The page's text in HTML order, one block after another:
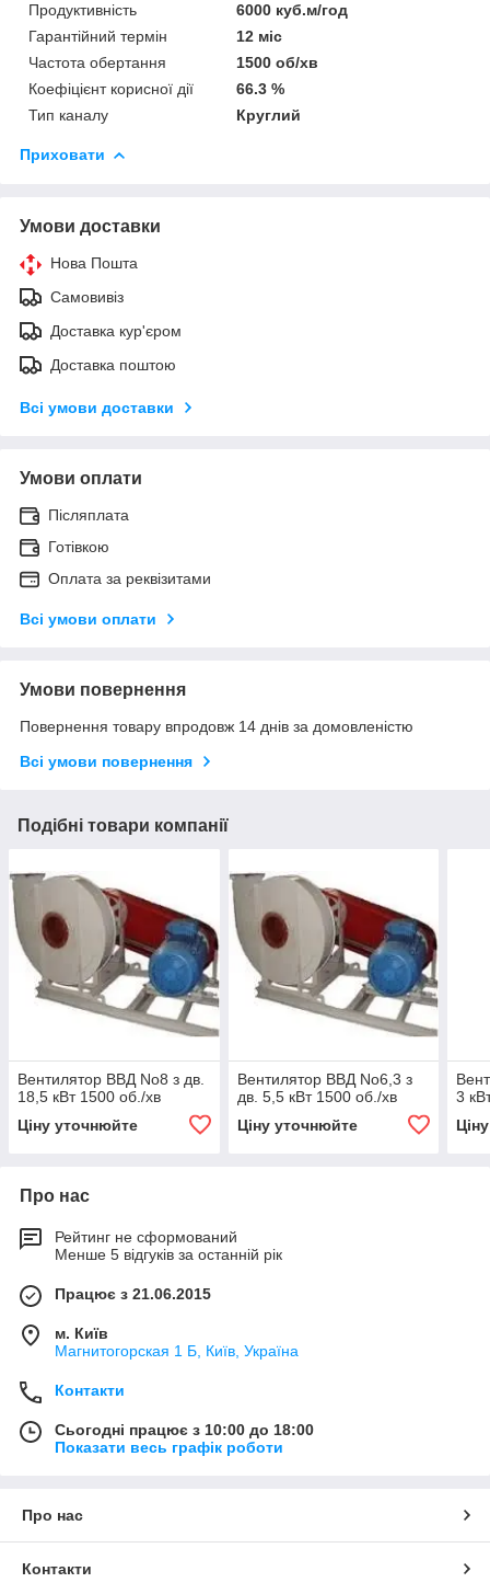
Продуктивність
6000 куб.м/год
Гарантійний термін
12 міс
Частота обертання
1500 об/хв
Коефіцієнт корисної дії
66.3 %
Тип каналу
Круглий
Приховати
Умови доставки
Нова Пошта
Самовивіз
Доставка кур'єром
Доставка поштою
Всі умови доставки
Умови оплати
Післяплата
Готівкою
Оплата за реквізитами
Всі умови оплати
Умови повернення
Повернення товару впродовж 14 днів за домовленістю
Всі умови повернення
Подібні товари компанії
Вентилятор ВВД No8 з дв.
18,5 кВт 1500 об./хв
Ціну уточнюйте
Вентилятор ВВД No6,3 з
дв. 5,5 кВт 1500 об./хв
Ціну уточнюйте
3
Про нас
Рейтинг не сформований
Менше 5 відгуків за останній рік
Працює з 21.06.2015
м. Київ
Магнитогорская 1 Б, Київ, Україна
Контакти
Сьогодні працює з 10:00 до 18:00
Показати весь графік роботи
Про нас
Контакти